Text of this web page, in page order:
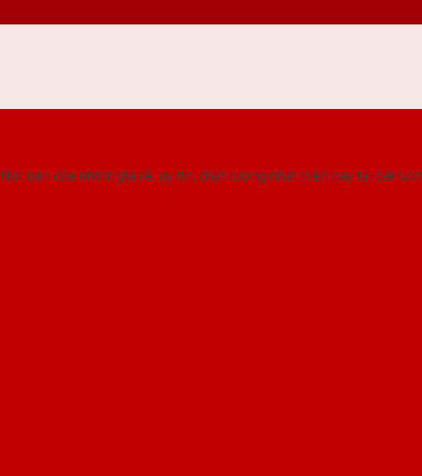
Nơi bán cửa nhôm giá rẻ, uy tín, chất lượng nhất hiện nay tại Sài Gòn